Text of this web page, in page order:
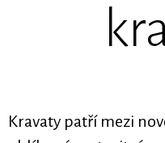
Kravaty patří mezi